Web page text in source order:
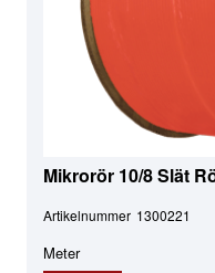
Mikrorör 10/8 Slät
Artikelnummer 1300221
Meter